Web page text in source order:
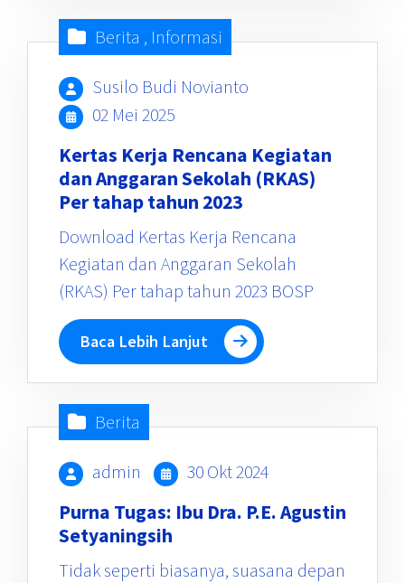
Berita , Informasi
Susilo Budi Novianto
02 Mei 2025
Kertas Kerja Rencana Kegiatan
dan Anggaran Sekolah (RKAS)
Per tahap tahun 2023
Download Kertas Kerja Rencana
Kegiatan dan Anggaran Sekolah
(RKAS) Per tahap tahun 2023 BOSP
Baca Lebih Lanjut
Berita
admin 30 Okt 2024
Purna Tugas: Ibu Dra. P.E. Agustin
Setyaningsih
Tidak seperti biasanya, suasana depan